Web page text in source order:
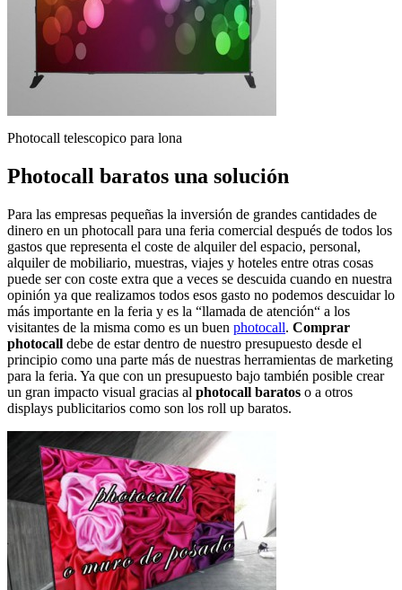
Photocall telescopico para lona
Photocall baratos una solución
Para las empresas pequeñas la inversión de grandes cantidades de
dinero en un photocall para una feria comercial después de todos los
gastos que representa el coste de alquiler del espacio, personal,
alquiler de mobiliario, muestras, viajes y hoteles entre otras cosas
puede ser con coste extra que a veces se descuida cuando en nuestra
opinión ya que realizamos todos esos gasto no podemos descuidar lo
más importante en la feria y es la “llamada de atención“ a los
visitantes de la misma como es un buen photocall. Comprar
photocall debe de estar dentro de nuestro presupuesto desde el
principio como una parte más de nuestras herramientas de marketing
para la feria. Ya que con un presupuesto bajo también posible crear
un gran impacto visual gracias al photocall baratos o a otros
displays publicitarios como son los roll up baratos.